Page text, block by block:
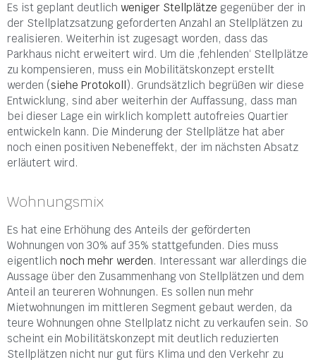
Es ist geplant deutlich weniger Stellplätze gegenüber der in
der Stellplatzsatzung geforderten Anzahl an Stellplätzen zu
realisieren. Weiterhin ist zugesagt worden, dass das
Parkhaus nicht erweitert wird. Um die ‚fehlenden‘ Stellplätze
zu kompensieren, muss ein Mobilitätskonzept erstellt
werden (siehe Protokoll). Grundsätzlich begrüßen wir diese
Entwicklung, sind aber weiterhin der Auffassung, dass man
bei dieser Lage ein wirklich komplett autofreies Quartier
entwickeln kann. Die Minderung der Stellplätze hat aber
noch einen positiven Nebeneffekt, der im nächsten Absatz
erläutert wird.
Wohnungsmix
Es hat eine Erhöhung des Anteils der geförderten
Wohnungen von 30% auf 35% stattgefunden. Dies muss
eigentlich noch mehr werden. Interessant war allerdings die
Aussage über den Zusammenhang von Stellplätzen und dem
Anteil an teureren Wohnungen. Es sollen nun mehr
Mietwohnungen im mittleren Segment gebaut werden, da
teure Wohnungen ohne Stellplatz nicht zu verkaufen sein. So
scheint ein Mobilitätskonzept mit deutlich reduzierten
Stellplätzen nicht nur gut fürs Klima und den Verkehr zu